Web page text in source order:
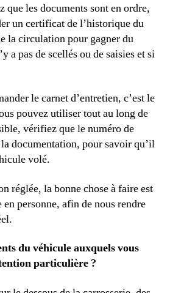
que les documents sont en ordre,
un certificat de l’historique du
la circulation pour gagner du
a pas de scellés ou de saisies et si
le carnet d’entretien, c’est le
pouvez utiliser tout au long de
vérifiez que le numéro de
documentation, pour savoir qu’il
volé.
réglée, la bonne chose à faire est
personne, afin de nous rendre
du véhicule auxquels vous
particulière ?